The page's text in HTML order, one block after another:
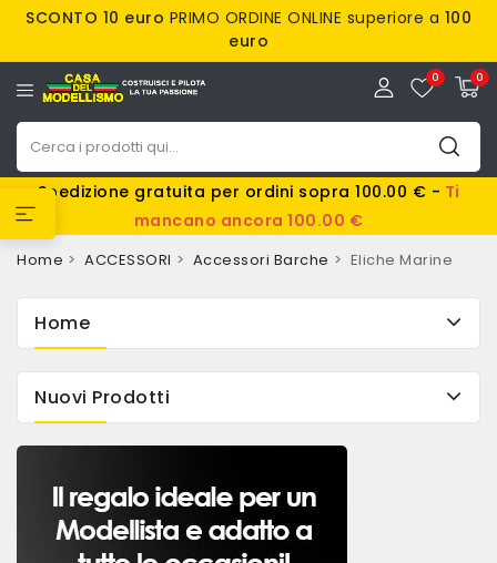
SCONTO 10 euro PRIMO ORDINE ONLINE superiore a 100
euro
0
0
Spedizione gratuita per ordini sopra 100.00 € - Ti
mancano ancora 100.00 €
Home ACCESSORI Accessori Barche Eliche Marine
Home
Nuovi Prodotti